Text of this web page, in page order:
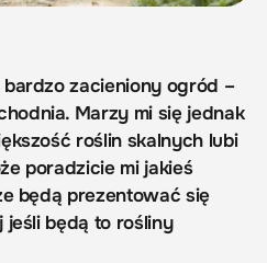
bardzo zacieniony ogród –
Marzy mi się jednak
roślin skalnych lubi
poradzicie mi jakieś
będą prezentować się
jeśli będą to rośliny